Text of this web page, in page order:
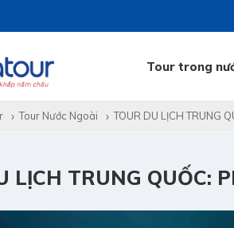
Tour trong
Tour Nước Ngoài TOUR DU LỊCH TRUNG
LỊCH TRUNG QUỐC: